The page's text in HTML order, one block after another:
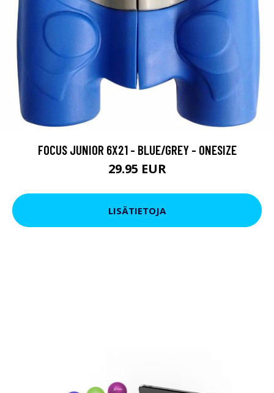
FOCUS JUNIOR 6X21 - BLUE/GREY - ONESIZE
29.95 EUR
LISÄTIETOJA